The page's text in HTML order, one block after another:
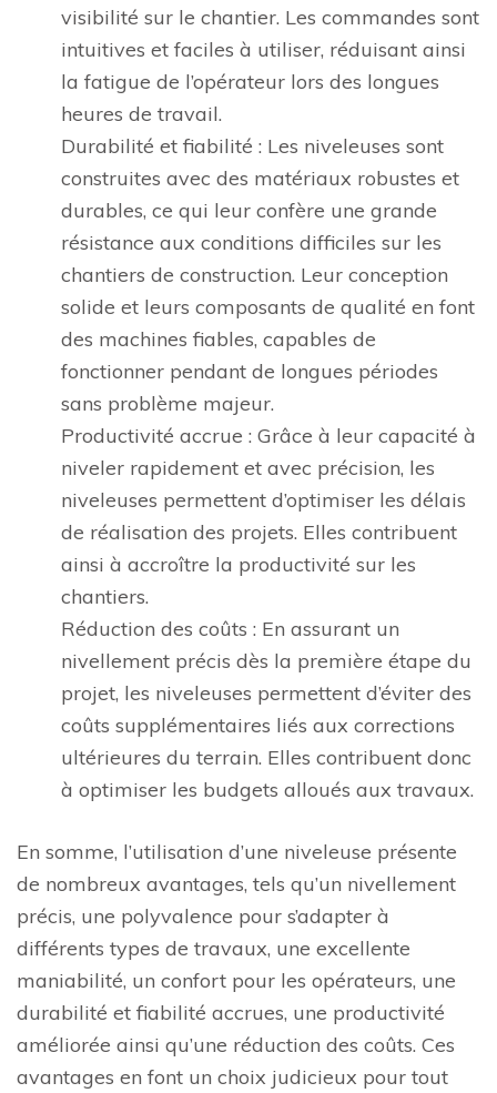
visibilité sur le chantier. Les commandes sont
intuitives et faciles à utiliser, réduisant ainsi
la fatigue de l’opérateur lors des longues
heures de travail.
Durabilité et fiabilité : Les niveleuses sont
construites avec des matériaux robustes et
durables, ce qui leur confère une grande
résistance aux conditions difficiles sur les
chantiers de construction. Leur conception
solide et leurs composants de qualité en font
des machines fiables, capables de
fonctionner pendant de longues périodes
sans problème majeur.
Productivité accrue : Grâce à leur capacité à
niveler rapidement et avec précision, les
niveleuses permettent d’optimiser les délais
de réalisation des projets. Elles contribuent
ainsi à accroître la productivité sur les
chantiers.
Réduction des coûts : En assurant un
nivellement précis dès la première étape du
projet, les niveleuses permettent d’éviter des
coûts supplémentaires liés aux corrections
ultérieures du terrain. Elles contribuent donc
à optimiser les budgets alloués aux travaux.
En somme, l’utilisation d’une niveleuse présente
de nombreux avantages, tels qu’un nivellement
précis, une polyvalence pour s’adapter à
différents types de travaux, une excellente
maniabilité, un confort pour les opérateurs, une
durabilité et fiabilité accrues, une productivité
améliorée ainsi qu’une réduction des coûts. Ces
avantages en font un choix judicieux pour tout